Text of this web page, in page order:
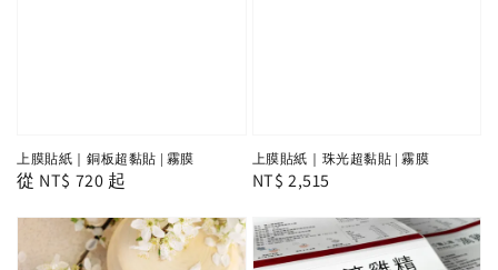
上膜貼紙｜銅板超黏貼 | 霧膜
Regular
從 NT$ 720 起
上膜貼紙｜珠光超黏貼 | 霧膜
Regular
NT$ 2,515